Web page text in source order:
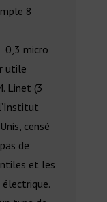
8
0,3 micro
utile
Linet (3
censé
de
et les
électrique.